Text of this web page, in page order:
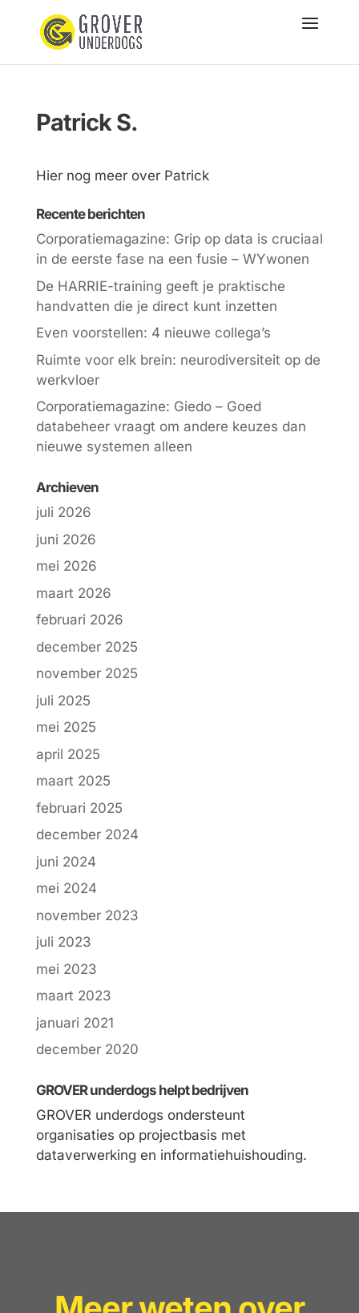
Patrick S.
Hier nog meer over Patrick
Recente berichten
Corporatiemagazine: Grip op data is cruciaal
in de eerste fase na een fusie – WYwonen
De HARRIE-training geeft je praktische
handvatten die je direct kunt inzetten
Even voorstellen: 4 nieuwe collega’s
Ruimte voor elk brein: neurodiversiteit op de
werkvloer
Corporatiemagazine: Giedo – Goed
databeheer vraagt om andere keuzes dan
nieuwe systemen alleen
Archieven
juli 2026
juni 2026
mei 2026
maart 2026
februari 2026
december 2025
november 2025
juli 2025
mei 2025
april 2025
maart 2025
februari 2025
december 2024
juni 2024
mei 2024
november 2023
juli 2023
mei 2023
maart 2023
januari 2021
december 2020
GROVER underdogs helpt bedrijven
GROVER underdogs ondersteunt
organisaties op projectbasis met
dataverwerking en informatiehuishouding.